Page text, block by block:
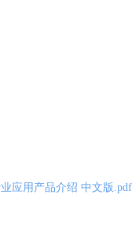
应用产品介绍 中文版.pdf